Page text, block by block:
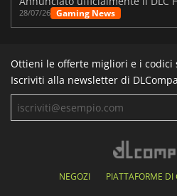
28/07/26 Gaming News
Ottieni le offerte migliori e i codici
Iscriviti alla newsletter di
NEGOZI PIATTAFORME DI